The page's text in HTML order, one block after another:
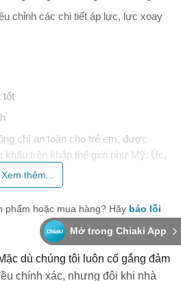
Mở trong Chiaki App
chỉnh các chi tiết áp lực, lực xoay
tốt
chì an toàn cho trẻ em, được
khẩu trên khắp thế giới như Mỹ, Úc,
12 tháng
- Độ bền cao
Xem thêm...
phẩm hoặc mua hàng? Hãy báo lỗi
dù chúng tôi luôn cố gắng đảm
chính xác, nhưng đôi khi nhà